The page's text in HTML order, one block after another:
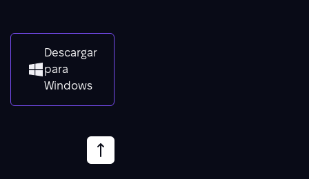
Descargar
para
Windows